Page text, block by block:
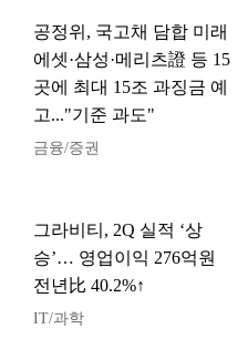
공정위, 국고채 담합 미래
에셋·삼성·메리츠證 등 15
곳에 최대 15조 과징금 예
고..."기준 과도"
금융/증권
그라비티, 2Q 실적 ‘상
승’… 영업이익 276억원
전년比 40.2%↑
IT/과학